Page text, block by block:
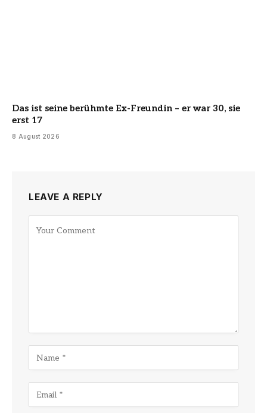
Das ist seine berühmte Ex-Freundin – er war 30, sie
erst 17
8 August 2026
LEAVE A REPLY